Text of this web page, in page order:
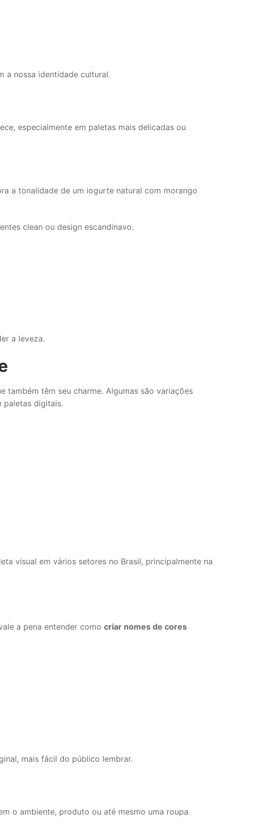
a nossa identidade cultural.
especialmente em paletas mais delicadas ou
a tonalidade de um iogurte natural com morango
clean ou design escandinavo.
a leveza.
também têm seu charme. Algumas são variações
paletas digitais.
visual em vários setores no Brasil, principalmente na
a pena entender como criar nomes de cores
mais fácil do público lembrar.
o ambiente, produto ou até mesmo uma roupa.